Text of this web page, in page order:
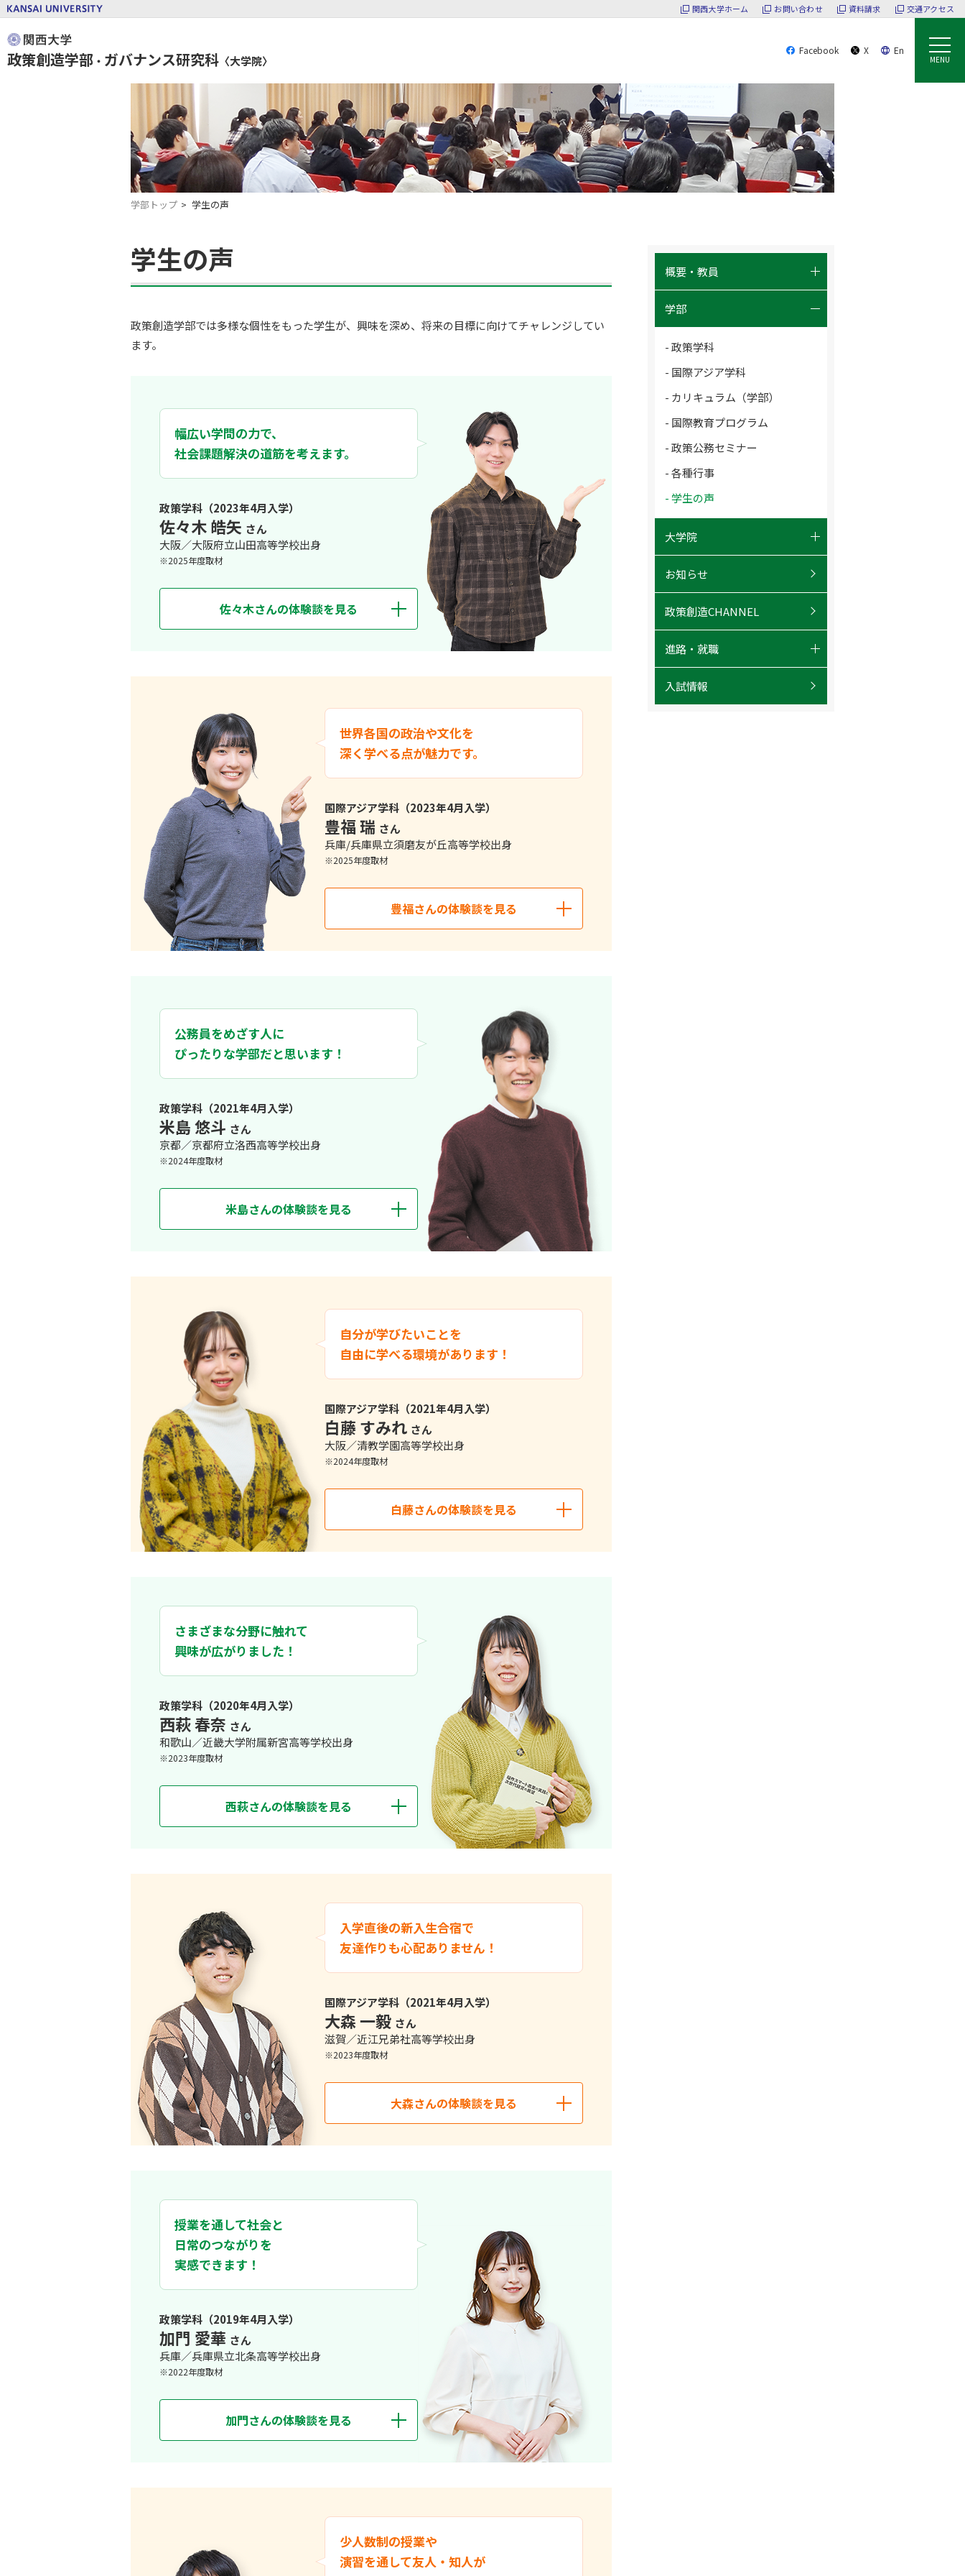
関西大学ホーム お問い合わせ 資料請求 交通アクセス
政策創造学部 ・ ガバナンス研究科 〈大学院〉
Facebook X En
MENU
学部トップ 学生の声
学生の声
政策創造学部では多様な個性をもった学生が、興味を深め、将来の目標に向けてチャレンジしてい
ます。
幅広い学問の力で、
社会課題解決の道筋を考えます。
政策学科（2023年4月入学）
佐々木 皓矢 さん
大阪／大阪府立山田高等学校出身
※2025年度取材
佐々木さんの体験談を見る
環境問題に興味があり、政治・経済・法律など幅広く学べる本学部に入学しました。1年次から多様
な学問に触れることで、複雑な社会課題を多角的に捉える姿勢が身に付きました。2年次の「専門導
入ゼミ」では、課題解決に向けた道筋を論理的に構築する「論理的思考力」を養い、3年次以降のゼ
ミでは環境法について学びを深めました。
学外のプログラムで日本酒の海外マーケティングについて発表した際には、学部独自の「プロフェ
ッショナル英語」で培った発信力や、ゼミで修得した分析フレームワークのおかげで、ベトナム現
地企業とのマッチングを実現できました。
世界各国の政治や文化を
深く学べる点が魅力です。
国際アジア学科（2023年4月入学）
豊福 瑞 さん
兵庫/兵庫県立須磨友が丘高等学校出身
※2025年度取材
豊福さんの体験談を見る
大学では幅広く学んで視野を広げたいと思い、分野を絞らずに学べる政策創造学部に進みました。
他学部に比べると学生数は少なめですが、公務員をめざす人、英語学習に力をいれる人など、それ
ぞれの夢に向けて頑張っている仲間が多く、日常的に刺激をもらえる環境です。私が所属する国際
アジア学科では、アジアだけでなく世界各国の政治、法律について学ぶことができます。「スペイ
ン語で学ぶ南米ペルー社会」という授業を通して、ペルーの歴史や文化について深く知ることがで
きました。また、学部の授業だけでなく、キャンパス内の交流スペースで留学生の友人を増やし、
英語やスペイン語を教わることも楽しんでいます。
1年次の終わりにフィリピンで１カ月の語学留学を経験。もっと英語
で話せるようになりたいと思うきっかけになりました。
公務員をめざす人に
ぴったりな学部だと思います！
政策学科（2021年4月入学）
米島 悠斗 さん
京都／京都府立洛西高等学校出身
※2024年度取材
米島さんの体験談を見る
まちづくりに関することを学び、地域の役に立ちたいと思い、本学科を志望しました。入学後は行
政だけでなく、政治、経済、法律、福祉など多様な観点からまちづくりを捉えることができます。
入学当初は公務員をめざすつもりでしたが、ゼミで企業のマーケティング戦略や地域活性化の取り
組みを学ぶ中で、民間企業の一員として地域の人々に関わりたいと考えるように。行政以外にも多
様な学問に触れられる政策創造学部だからこそ、学んだことのすべてが自分の将来選択につながっ
たと感じています。
ゼミ生同士で質問が飛び交い、新たなアイデアが生まれるゼミです。
自分が学びたいことを
自由に学べる環境があります！
国際アジア学科（2021年4月入学）
白藤 すみれ さん
大阪／清教学園高等学校出身
※2024年度取材
白藤さんの体験談を見る
政治や経済、文化などに興味をもちつつ、1つに絞ることができなかったため、政策創造学部を選
択。グローバルな観点からも学びたいと思い、本学科に進みました。また、「アジアの法と社会」
という授業では、北欧と日本の社会制度を比較して、社会保障のあり方にも国ごとの文化や価値観
の違いが表れることを実感できました。3年次からは現代日本政治を主なテーマとするゼミに所属。
私は非正規雇用者の増加と、所得格差が拡大していることとの関連を研究しています。ゼミ活動で
は要点をまとめ、自分の意見を述べることで、自ら学び続ける力が身に付きました。
大学生活の大半をマネージャー活動に費やし、先日は長年の夢だった
甲子園の舞台に立ちました！
さまざまな分野に触れて
興味が広がりました！
政策学科（2020年4月入学）
西萩 春奈 さん
和歌山／近畿大学附属新宮高等学校出身
※2023年度取材
西萩さんの体験談を見る
国際関係への興味に加え、政治、経済、経営、法律などさまざまな分野を学べる点が魅力でした。
自身の興味が定まっていなくても、やりたいことを見つけられる学部だと感じます。また、入学直
後はオンライン授業でしたが、少人数制でグループワークを重視した内容が中心。学生同士で話す
機会がたくさんあり、すぐに友達ができたことを覚えています。3年次からは国際関係と経済を研究
するゼミに進み、他大学との合同ゼミ発表会に向けてチーム一丸となる大切さを学びました。本学
部で自分の得意分野以外にも目を向け取り組むことで、以前の自分では知り得なかった新しい知見
を得ることができました。
入学直後の新入生合宿で
友達作りも心配ありません！
国際アジア学科（2021年4月入学）
大森 一毅 さん
滋賀／近江兄弟社高等学校出身
※2023年度取材
大森さんの体験談を見る
受験期に貧困問題について学びたいと思い、世界と日本の現状を比較できる学部を探しました。そ
の上で、アジア各国の法と現状について学べる本学科が自分にぴったりだと感じました。入学後に
驚いたのは、扱う学問分野の幅広さと外国語学習の選択肢が豊富な点です。1年次には、タイ・チェ
ンマイ大学との海外研修プログラムにオンライン（2021年度実施）で参加しました。さまざまな国
について学ぶ中で、日本の政治や法律への理解も深めることができました。3年次からは、北欧諸国
の経済、法律、社会について研究するゼミに所属。他のゼミ生と意見を出し合い、フィードバック
をし合うことで、研究内容を深めています。
授業を通して社会と
日常のつながりを
実感できます！
政策学科（2019年4月入学）
加門 愛華 さん
兵庫／兵庫県立北条高等学校出身
※2022年度取材
加門さんの体験談を見る
なりたい自分像が明確でなかったため、大学で勉強を進めながら将来の目標を決めようと考え、政
策創造学部を選択。実践的な英語力を高められることも魅力でした。入学してみると、90分間が一
少人数制の授業や
演習を通して友人・知人が
概要・教員
- 政策創造とは？
- 学びの特色
- 学部長メッセージ
- 教員紹介
- ゼミ紹介
学部
- 政策学科
- 国際アジア学科
- カリキュラム（学部）
- 国際教育プログラム
- 政策公務セミナー
- 各種行事
- 学生の声
大学院
- ガバナンス研究科概要
- カリキュラム（大学院）
- キャリア（大学院）
お知らせ
政策創造CHANNEL
進路・就職
- キャリア・就職
- 卒業生の声
入試情報